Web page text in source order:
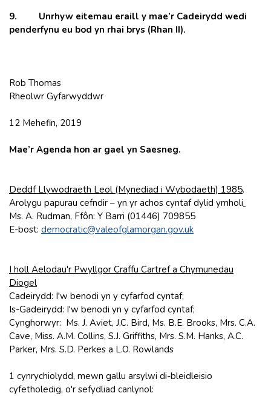
9. Unrhyw eitemau eraill y mae’r Cadeirydd wedi
penderfynu eu bod yn rhai brys (Rhan II).
Rob Thomas
Rheolwr Gyfarwyddwr
12 Mehefin, 2019
Mae’r Agenda hon ar gael yn Saesneg.
Deddf Llywodraeth Leol (Mynediad i Wybodaeth) 1985.
Arolygu papurau cefndir – yn yr achos cyntaf dylid ymholi
Ms. A. Rudman, Ffôn: Y Barri (01446) 709855
E-bost: democratic@valeofglamorgan.gov.uk
I holl Aelodau'r Pwyllgor Craffu Cartref a Chymunedau
Diogel
Cadeirydd: I'w benodi yn y cyfarfod cyntaf;
Is-Gadeirydd: I'w benodi yn y cyfarfod cyntaf;
Cynghorwyr: Ms. J. Aviet, J.C. Bird, Ms. B.E. Brooks, Mrs. C.A.
Cave, Miss. A.M. Collins, S.J. Griffiths, Mrs. S.M. Hanks, A.C.
Parker, Mrs. S.D. Perkes a L.O. Rowlands
1 cynrychiolydd, mewn gallu arsylwi di-bleidleisio
cyfetholedig, o'r sefydliad canlynol: